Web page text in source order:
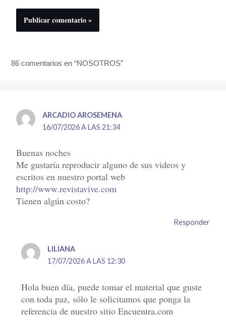
86 comentarios en “NOSOTROS”
ARCADIO AROSEMENA
16/07/2026 A LAS 21:34
Buenas noches
Me gustaría reproducir alguno de sus videos y
escritos en nuestro portal web
http://www.revistavive.com
Tienen algún costo?
Responder
LILIANA
17/07/2026 A LAS 12:30
Hola buen día, puede tomar el material que guste
con toda paz, sólo le solicitamos que ponga la
referencia de nuestro sitio Encuentra.com